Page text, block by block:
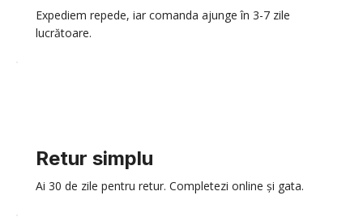
Expediem repede, iar comanda ajunge în 3-7 zile
lucrătoare.
Retur simplu
Ai 30 de zile pentru retur. Completezi online și gata.